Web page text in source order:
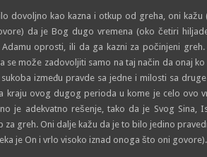
dovoljno kao kazna i otkup od greha, oni kažu
da je Bog dugo vremena (oko četiri
oprosti, ili da ga kazni za počinjeni
se može zadovoljiti samo na taj način da onaj
između pravde sa jedne i milosti sa
kraju ovog dugog perioda u kome je celo ovo
je adekvatno rešenje, tako da je Svog Sina,
za greh. Oni dalje kažu da je to bilo jedino
je On i vrlo visoko iznad onoga što oni govore).